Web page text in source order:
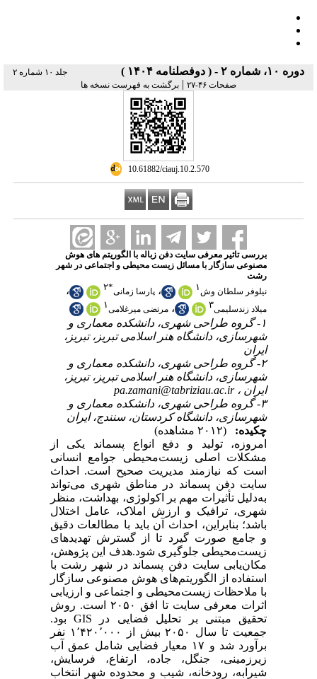
دوره ۱۰، شماره ۲ - ( دوفصلنامه ۱۴۰۴ )
جلد ۱۰ شماره ۲
صفحات ۴۶-۲۷
| برگشت به فهرست نسخه ها
‎ 10.61882/ciauj.10.2.570
بررسی تاثیر معرفی سایت دفن زباله با الگوریتم های هوش
مصنوعی سازگار با مسائل زیست محیطی و اجتماعی در شهر
رشت
نیلوفر سلطان وش۱ ، پارسا زمانی*۲ ،
میلاد زندسلیمی۳ ، مرتضی میرغلامی۱
۱- گروه طراحی شهری، دانشکده معماری و
شهرسازی، دانشگاه هنر اسلامی تبریز، تبریز،
ایران
۲- گروه طراحی شهری، دانشکده معماری و
شهرسازی، دانشگاه هنر اسلامی تبریز، تبریز،
ایران ،pa.zamani@tabriziau.ac.ir
۳- گروه طراحی شهری، دانشکده معماری و
شهرسازی، دانشگاه کردستان، سنندج، ایران
چکیده:
(۲۰۱۲ مشاهده)
امروزه، تولید و دفع انواع پسماند یکی از
مشکلات اصلی زیست‌محیطی جوامع انسانی
است که نیازمند مدیریت صحیح است. احداث
سایت دفن پسماند در مناطق شهری می‌تواند
به‌دلیل تأثیرات مهم بر اکولوژی، بهداشت، منظر
شهری، ترافیک و ارزش املاک، عامل اختلال
باشد؛ بنابراین، احداث آن باید با مطالعات دقیق
و جامع صورت گیرد تا از گسترش تهدیدهای
زیست‌محیطی جلوگیری شود.هدف این پژوهش،
مکان‌یابی سایت دفن پسماند در شهر رشت با
استفاده از الگوریتم‌های هوش مصنوعی سازگار
با ملاحظات زیست‌محیطی و اجتماعی و ارزیابی
اثرات معرفی سایت تا افق ۲۰۵۰ است. روش
تحقیق مبتنی بر تحلیل فضایی در GIS بود.
جمعیت تا سال ۲۰۵۰ بیش از ۱٬۴۲۰٬۰۰۰ نفر
برآورد شد و ۱۷ معیار فضایی شامل عمق آب
زیرزمینی، جنگل، جاده، ارتفاع، فرسایش،
شیرابه، رودخانه، شیب و محدوده شهر انتخاب